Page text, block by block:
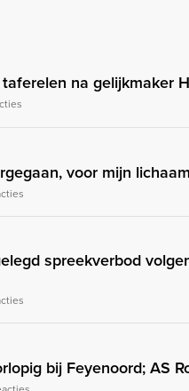
na gelijkmaker
voor mijn
spreekverbod
bij Feyenoord; AS